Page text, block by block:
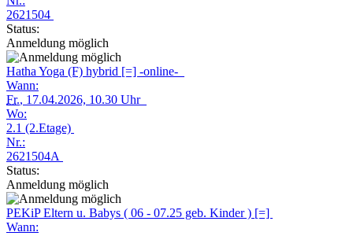
2621504
Status:
Anmeldung möglich
Hatha Yoga (F) hybrid [=] -online-
Wann:
Fr., 17.04.2026, 10.30 Uhr
Wo:
2.1 (2.Etage)
Nr.:
2621504A
Status:
Anmeldung möglich
PEKiP Eltern u. Babys ( 06 - 07.25 geb. Kinder ) [=]
Wann: